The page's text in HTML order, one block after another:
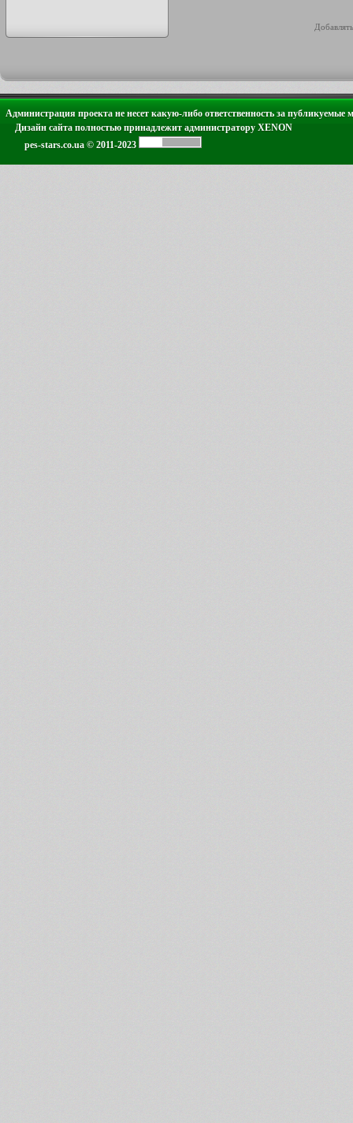
Администрация проекта не несет какую-либо ответственность за публикуемые
Дизайн сайта полностью принадлежит администратору XENON
pes-stars.co.ua © 2011-2023